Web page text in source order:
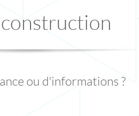
ou d'informations ?